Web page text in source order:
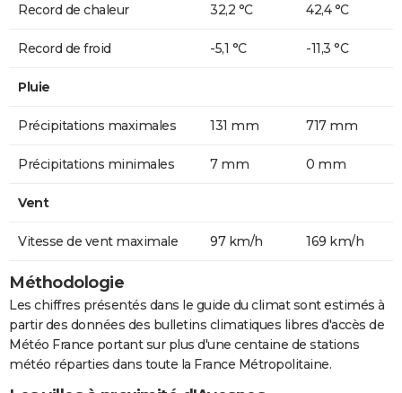
Record de chaleur 32,2 °C 42,4 °C
Record de froid -5,1 °C -11,3 °C
Pluie
Précipitations maximales 131 mm 717 mm
Précipitations minimales 7 mm 0 mm
Vent
Vitesse de vent maximale 97 km/h 169 km/h
Méthodologie
Les chiffres présentés dans le guide du climat sont estimés à
partir des données des bulletins climatiques libres d'accès de
Météo France portant sur plus d'une centaine de stations
météo réparties dans toute la France Métropolitaine.